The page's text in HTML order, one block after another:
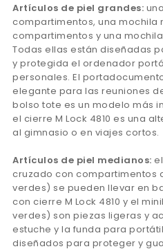
Artículos de piel grandes:
compartimentos, una mochila
compartimentos y una mochila
Todas ellas están diseñadas
y protegida el ordenador
personales. El
elegante para las reuniones
bolso tote es un modelo más
el cierre M Lock 4810 es una
al gimnasio o en viajes cortos.
Artículos de piel medianos:
cruzado con compartimentos
verdes) se pueden llevar en
con cierre M Lock 4810 y el
verdes) son piezas ligeras y
estuche y la funda para
diseñados para proteger y